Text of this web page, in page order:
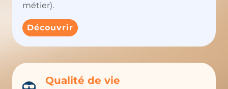
métier).
Découvrir
Qualité de vie